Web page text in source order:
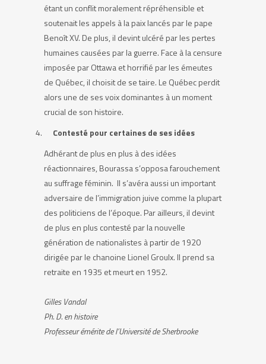
étant un conflit moralement répréhensible et
soutenait les appels à la paix lancés par le pape
Benoît XV. De plus, il devint ulcéré par les pertes
humaines causées par la guerre. Face à la censure
imposée par Ottawa et horrifié par les émeutes
de Québec, il choisit de se taire. Le Québec perdit
alors une de ses voix dominantes à un moment
crucial de son histoire.
Contesté pour certaines de ses idées
Adhérant de plus en plus à des idées
réactionnaires, Bourassa s’opposa farouchement
au suffrage féminin. Il s’avéra aussi un important
adversaire de l’immigration juive comme la plupart
des politiciens de l’époque. Par ailleurs, il devint
de plus en plus contesté par la nouvelle
génération de nationalistes à partir de 1920
dirigée par le chanoine Lionel Groulx. Il prend sa
retraite en 1935 et meurt en 1952.
Gilles Vandal
Ph. D. en histoire
Professeur émérite de l’Université de Sherbrooke